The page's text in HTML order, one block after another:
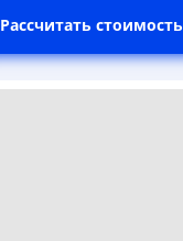
Рассчитать стоимость